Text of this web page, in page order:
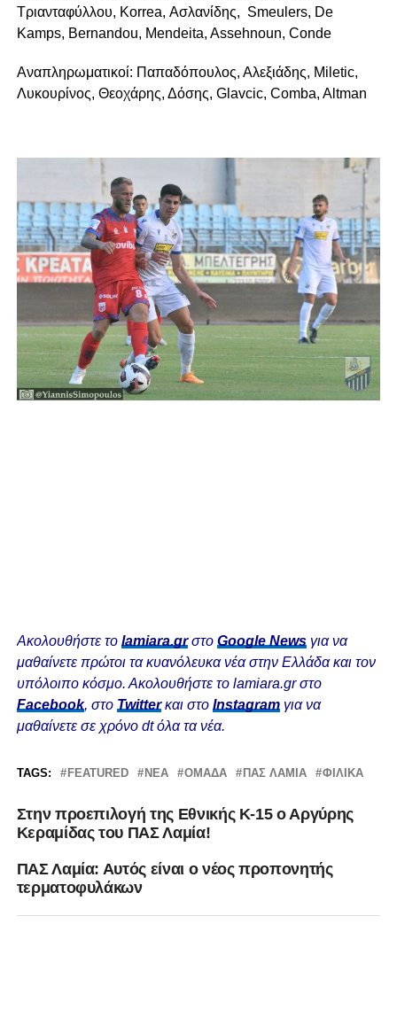
Τριανταφύλλου, Korrea, Ασλανίδης, Smeulers, De
Kamps, Bernandou, Mendeita, Assehnoun, Conde
Αναπληρωματικοί: Παπαδόπουλος, Αλεξιάδης, Miletic,
Λυκουρίνος, Θεοχάρης, Δόσης, Glavcic, Comba, Altman
Ακολουθήστε το lamiara.grστο Google Newsγια να
μαθαίνετε πρώτοι τα κυανόλευκα νέα στην Ελλάδα και τον
υπόλοιπο κόσμο. Ακολουθήστε το lamiara.gr στο
Facebook, στο Twitterκαι στο Instagram για να
μαθαίνετε σε χρόνο dt όλα τα νέα.
TAGS: FEATURED ΝΈΑ ΟΜΆΔΑ ΠΑΣ ΛΑΜΙΑ ΦΙΛΙΚΆ
Στην προεπιλογή της Εθνικής Κ-15 ο Αργύρης
Κεραμίδας του ΠΑΣ Λαμία!
ΠΑΣ Λαμία: Αυτός είναι ο νέος προπονητής
τερματοφυλάκων